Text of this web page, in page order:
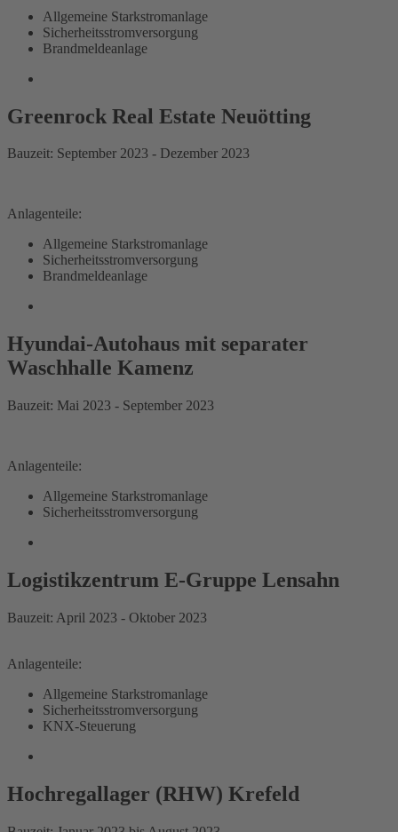
Allgemeine Starkstromanlage
Sicherheitsstromversorgung
Brandmeldeanlage
Greenrock Real Estate Neuötting
Bauzeit: September 2023 - Dezember 2023
Anlagenteile:
Allgemeine Starkstromanlage
Sicherheitsstromversorgung
Brandmeldeanlage
Hyundai-Autohaus mit separater
Waschhalle Kamenz
Bauzeit: Mai 2023 - September 2023
Anlagenteile:
Allgemeine Starkstromanlage
Sicherheitsstromversorgung
Logistikzentrum E-Gruppe Lensahn
Bauzeit: April 2023 - Oktober 2023
Anlagenteile:
Allgemeine Starkstromanlage
Sicherheitsstromversorgung
KNX-Steuerung
Hochregallager (RHW) Krefeld